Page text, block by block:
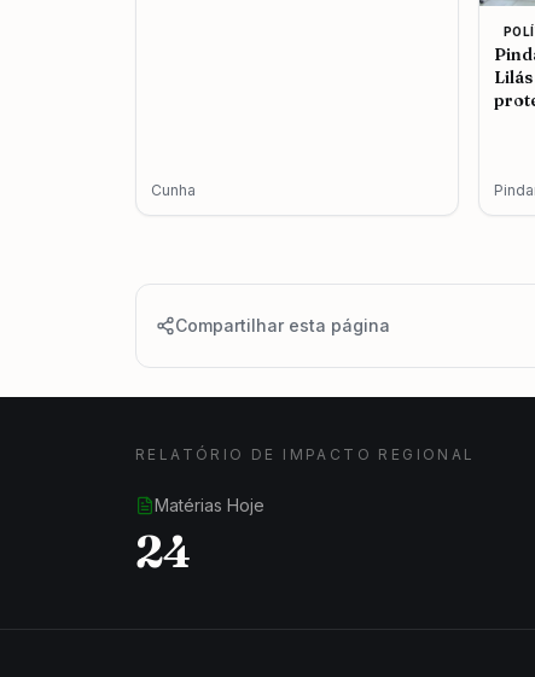
Cunha
Compartilhar esta página
RELATÓRIO DE IMPACTO REGIONAL
Matérias Hoje
24